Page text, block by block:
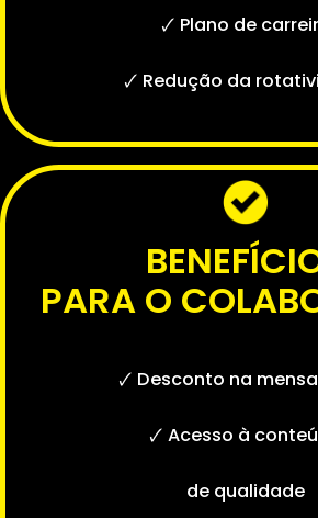
🗸 Plano de
🗸 Redução da
PARA O